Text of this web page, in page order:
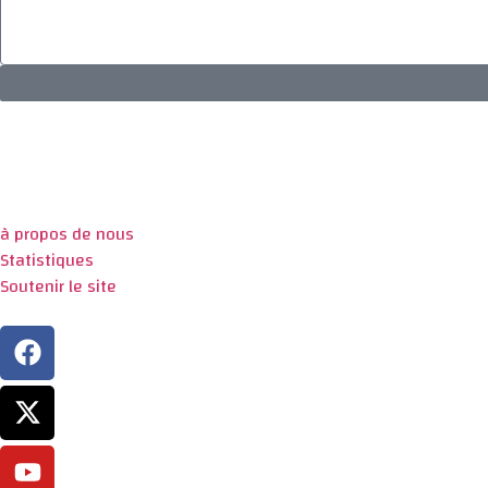
à propos de nous
Statistiques
Soutenir le site